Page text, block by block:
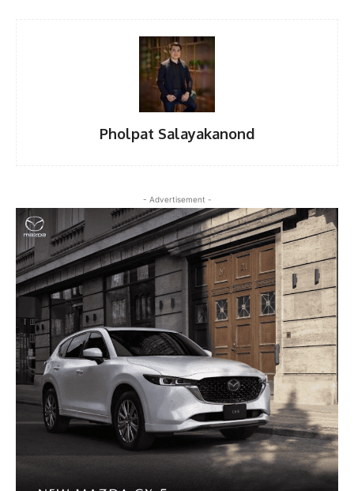
Pholpat Salayakanond
- Advertisement -